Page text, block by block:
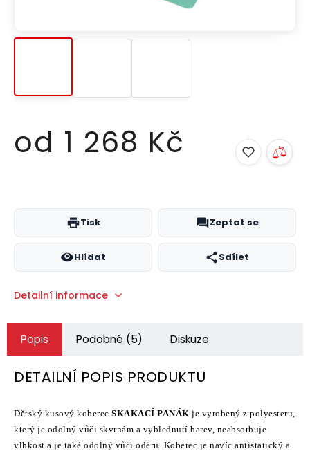
od 1 268 Kč
Tisk Zeptat se
Hlídat Sdílet
Detailní informace
Popis Podobné (5) Diskuze
DETAILNÍ POPIS PRODUKTU
Dětský kusový koberec SKAKACÍ PANÁK je vyrobený z polyesteru,
který je odolný vůči skvrnám a vyblednutí barev, neabsorbuje
vlhkost a je také odolný vůči oděru. Koberec je navíc antistatický a